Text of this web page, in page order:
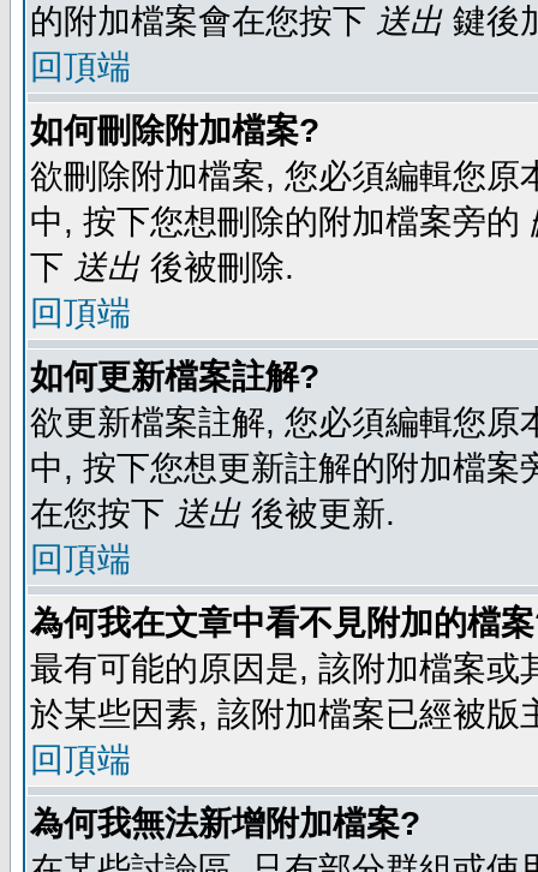
的附加檔案會在您按下 送出 鍵後
回頂端
如何刪除附加檔案?
欲刪除附加檔案, 您必須編輯您
中, 按下您想刪除的附加檔案旁的
下 送出 後被刪除.
回頂端
如何更新檔案註解?
欲更新檔案註解, 您必須編輯您
中, 按下您想更新註解的附加檔案
在您按下 送出 後被更新.
回頂端
為何我在文章中看不見附加的檔
最有可能的原因是, 該附加檔案
於某些因素, 該附加檔案已經被版
回頂端
為何我無法新增附加檔案?